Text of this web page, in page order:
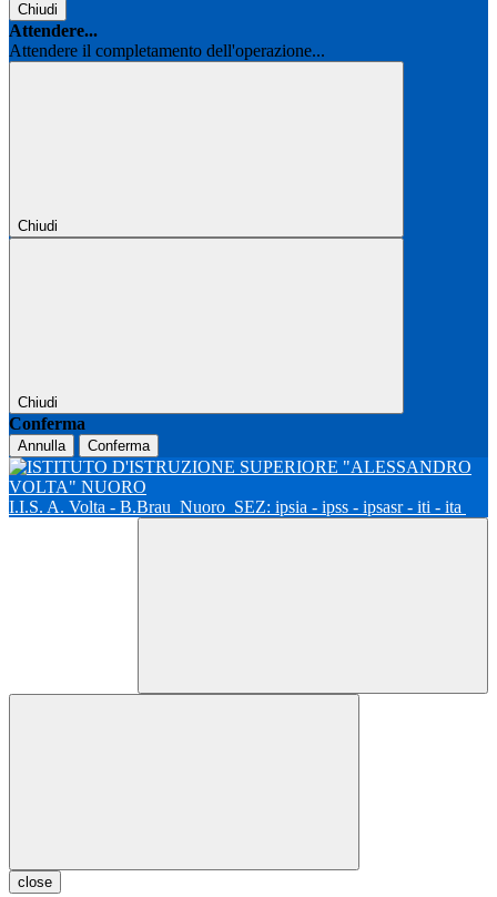
Chiudi
Attendere...
Attendere il completamento dell'operazione...
Chiudi
Chiudi
Conferma
Annulla Conferma
I.I.S. A. Volta - B.Brau Nuoro SEZ: ipsia - ipss - ipsasr - iti - ita
close